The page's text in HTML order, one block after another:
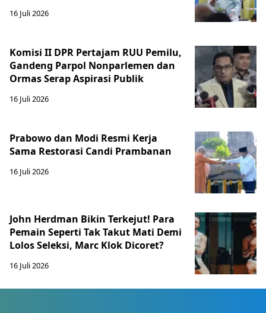
16 Juli 2026
Komisi II DPR Pertajam RUU Pemilu,
Gandeng Parpol Nonparlemen dan
Ormas Serap Aspirasi Publik
16 Juli 2026
Prabowo dan Modi Resmi Kerja
Sama Restorasi Candi Prambanan
16 Juli 2026
John Herdman Bikin Terkejut! Para
Pemain Seperti Tak Takut Mati Demi
Lolos Seleksi, Marc Klok Dicoret?
16 Juli 2026